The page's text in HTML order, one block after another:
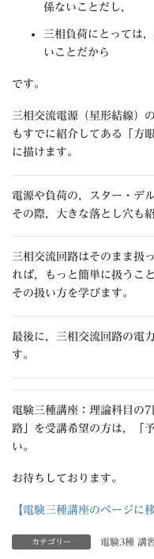
係ないことだし，
三相負荷にとっては
いことだから
です。
三相交流電源（星形結線）
もすでに紹介してある「方
に描けます。
電源や負荷の，スター・デ
その際，大きな落とし穴も
三相交流回路はそのまま扱
れば，もっと簡単に扱うこ
その扱い方を学びます。
最後に，三相交流回路の電
す。
電験三種講座：理論科目の
路」を受講希望の方は，「
い。
お待ちしております。
【電験三種講座のページに
カテゴリー 電験3種 講